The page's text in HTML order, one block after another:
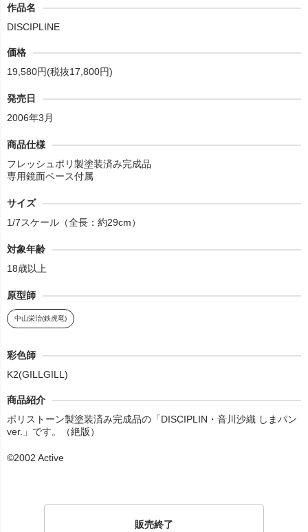
作品名
DISCIPLINE
価格
19,580円(税抜17,800円)
発売日
2006年3月
商品仕様
フレッシュポリ製塗装済み完成品
専用鏡面ベース付属
サイズ
1/7スケール（全長：約29cm）
対象年齢
18歳以上
原型師
中山栄治(鉄虎竜)
彩色師
K2(GILLGILL)
商品紹介
ポリストーン製塗装済み完成品の「DISCIPLIN・音川沙織 しまパン
ver.」です。（絶版）
©2002 Active
販売終了